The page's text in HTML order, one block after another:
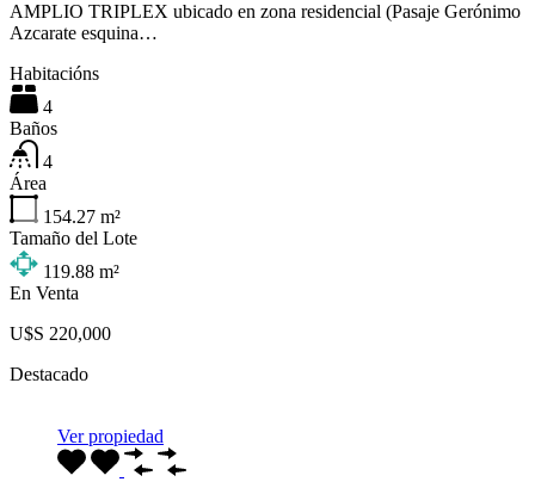
AMPLIO TRIPLEX ubicado en zona residencial (Pasaje Gerónimo
Azcarate esquina…
Habitacións
4
Baños
4
Área
154.27 m²
Tamaño del Lote
119.88 m²
En Venta
U$S 220,000
Destacado
Ver propiedad